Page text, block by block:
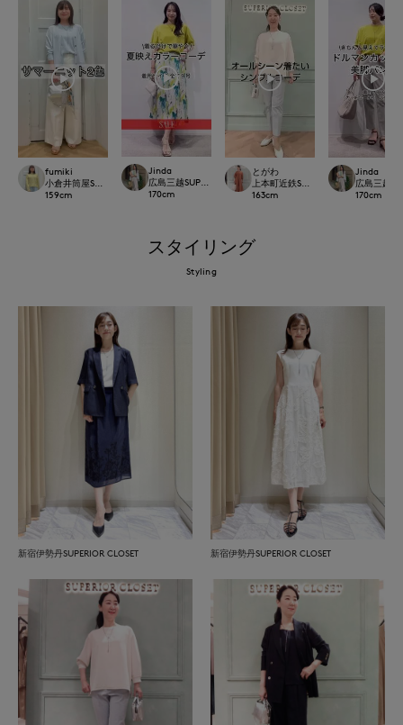
fumiki
小倉井筒屋SUPERIOR CLOSET
159cm
Jinda
広島三越SUPERIORCLOSET
170cm
とがわ
上本町近鉄SUPERIORCLOSET
163cm
Jinda
広島三越
170cm
スタイリング
Styling
新宿伊勢丹SUPERIOR CLOSET 新宿伊勢丹SUPERIOR CLOSET